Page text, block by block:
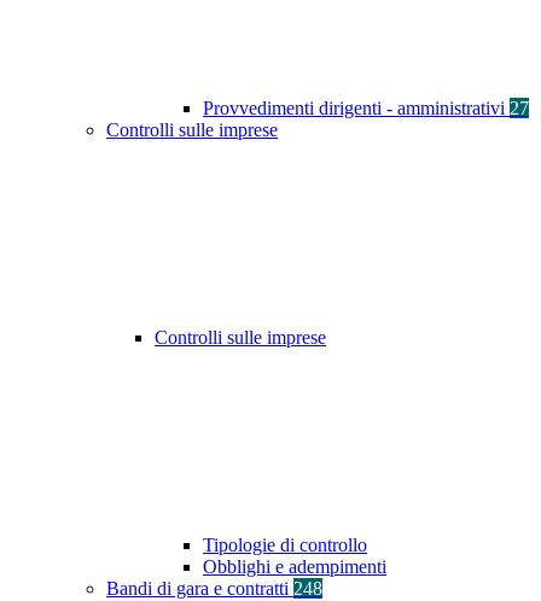
Provvedimenti dirigenti - amministrativi 27
Controlli sulle imprese
Controlli sulle imprese
Tipologie di controllo
Obblighi e adempimenti
Bandi di gara e contratti 248